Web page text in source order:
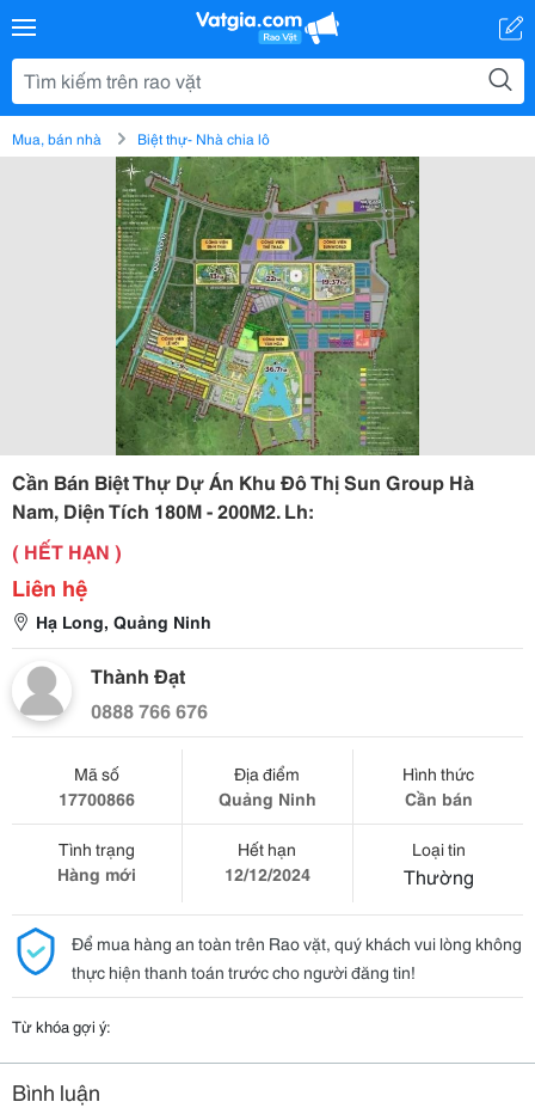
Mua, bán nhà Biệt thự- Nhà chia lô
Cần Bán Biệt Thự Dự Án Khu Đô Thị Sun Group Hà
Nam, Diện Tích 180M - 200M2. Lh:
( HẾT HẠN )
Liên hệ
Hạ Long, Quảng Ninh
Thành Đạt
0888 766 676
Mã số
17700866
Địa điểm
Quảng Ninh
Hình thức
Cần bán
Tình trạng
Hàng mới
Hết hạn
12/12/2024
Loại tin
Thường
Để mua hàng an toàn trên Rao vặt, quý khách vui lòng không
thực hiện thanh toán trước cho người đăng tin!
Từ khóa gợi ý:
Bình luận